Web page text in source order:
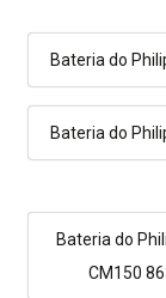
Bateria do
Bateria do
Bateria do
CM150